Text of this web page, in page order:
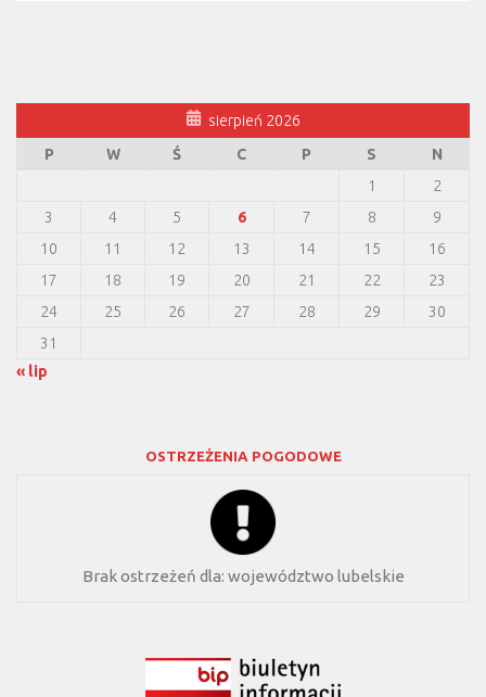
sierpień 2026
P
W Ś C P S
N
1
2
3
4 5 6 7 8
9
10
11 12 13 14 15
16
17
18 19 20 21 22
23
24
25 26 27 28 29
30
31
« lip
OSTRZEŻENIA POGODOWE
Brak ostrzeżeń dla: województwo lubelskie